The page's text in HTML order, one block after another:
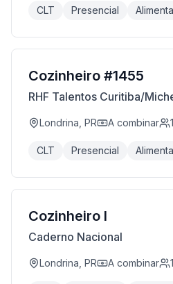
CLT Presencial
Cozinheiro #1455
RHF Talentos Curitiba/
Londrina, PR A combinar 1
CLT Presencial
Cozinheiro I
Caderno Nacional
Londrina, PR A combinar 1